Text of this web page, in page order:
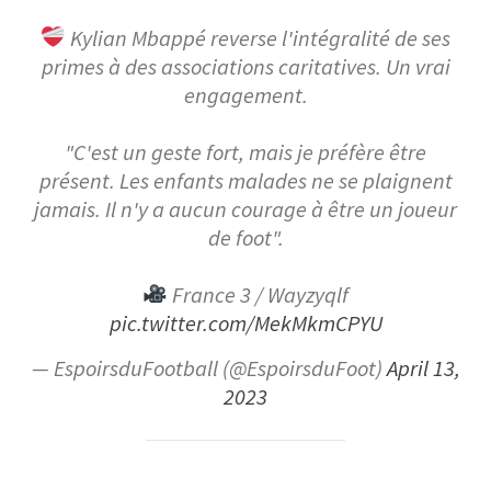
Kylian Mbappé reverse l'intégralité de ses
primes à des associations caritatives. Un vrai
engagement.
"C'est un geste fort, mais je préfère être
présent. Les enfants malades ne se plaignent
jamais. Il n'y a aucun courage à être un joueur
de foot".
France 3 / Wayzyqlf
pic.twitter.com/MekMkmCPYU
— EspoirsduFootball (@EspoirsduFoot)April 13,
2023